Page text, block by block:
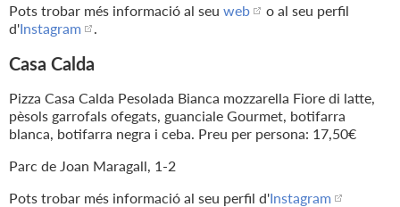
Pots trobar més informació al seu web
o al seu perfil
d'Instagram .
Casa Calda
Pizza Casa Calda Pesolada Bianca mozzarella Fiore di latte,
pèsols garrofals ofegats, guanciale Gourmet, botifarra
blanca, botifarra negra i ceba. Preu per persona: 17,50€
Parc de Joan Maragall, 1-2
Pots trobar més informació al seu perfil d'Instagram